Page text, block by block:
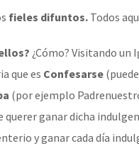
fieles difuntos. Todos
¿Cómo? Visitando
que es Confesarse
(por ejemplo
ganar dicha
y ganar cada día